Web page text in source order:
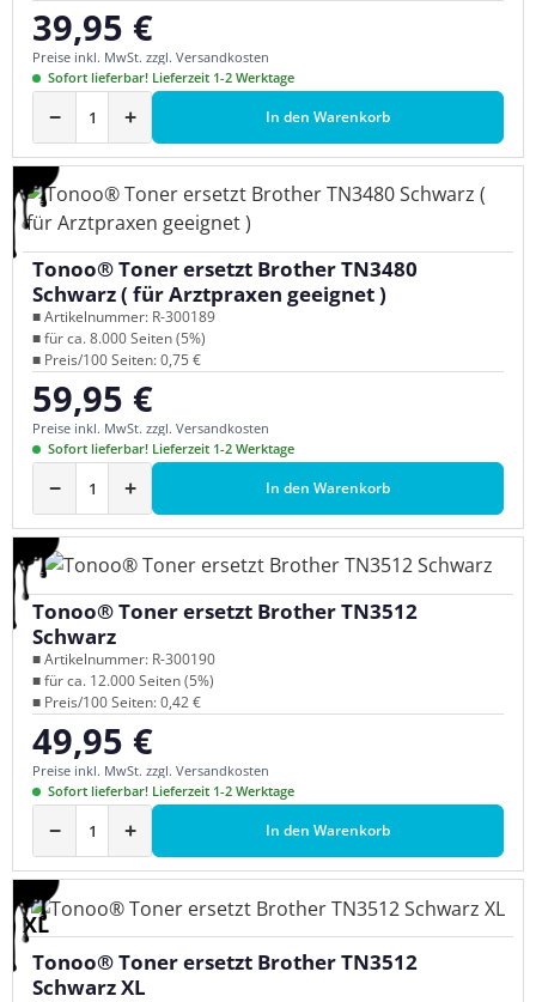
Regulärer Preis:
39,95 €
Preise inkl. MwSt. zzgl. Versandkosten
Sofort lieferbar! Lieferzeit 1-2 Werktage
− + In den Warenkorb
Tonoo® Toner ersetzt Brother TN3480
Schwarz ( für Arztpraxen geeignet )
■ Artikelnummer: R-300189
■ für ca. 8.000 Seiten (5%)
■ Preis/100 Seiten: 0,75 €
Regulärer Preis:
59,95 €
Preise inkl. MwSt. zzgl. Versandkosten
Sofort lieferbar! Lieferzeit 1-2 Werktage
− + In den Warenkorb
Tonoo® Toner ersetzt Brother TN3512
Schwarz
■ Artikelnummer: R-300190
■ für ca. 12.000 Seiten (5%)
■ Preis/100 Seiten: 0,42 €
Regulärer Preis:
49,95 €
Preise inkl. MwSt. zzgl. Versandkosten
Sofort lieferbar! Lieferzeit 1-2 Werktage
− + In den Warenkorb
XL
Tonoo® Toner ersetzt Brother TN3512
Schwarz XL